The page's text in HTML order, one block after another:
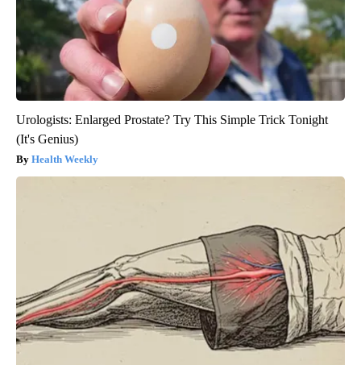
Urologists: Enlarged Prostate? Try This Simple Trick Tonight
(It's Genius)
Health Weekly